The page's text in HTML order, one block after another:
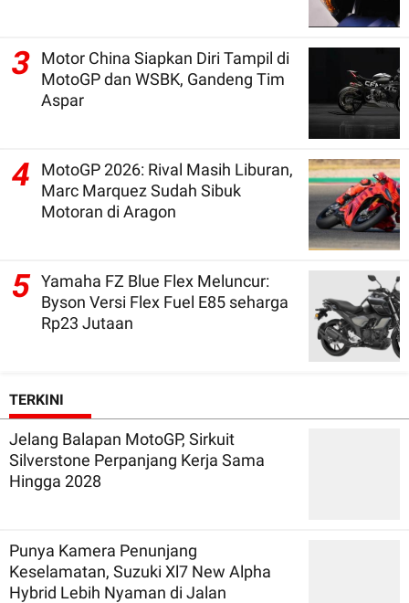
3
Motor China Siapkan Diri Tampil di
MotoGP dan WSBK, Gandeng Tim
Aspar
4
MotoGP 2026: Rival Masih Liburan,
Marc Marquez Sudah Sibuk
Motoran di Aragon
5 Yamaha FZ Blue Flex Meluncur:
Byson Versi Flex Fuel E85 seharga
Rp23 Jutaan
TERKINI
Jelang Balapan MotoGP, Sirkuit
Silverstone Perpanjang Kerja Sama
Hingga 2028
Punya Kamera Penunjang
Keselamatan, Suzuki Xl7 New Alpha
Hybrid Lebih Nyaman di Jalan